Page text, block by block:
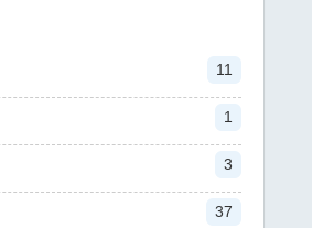
11
1
3
37